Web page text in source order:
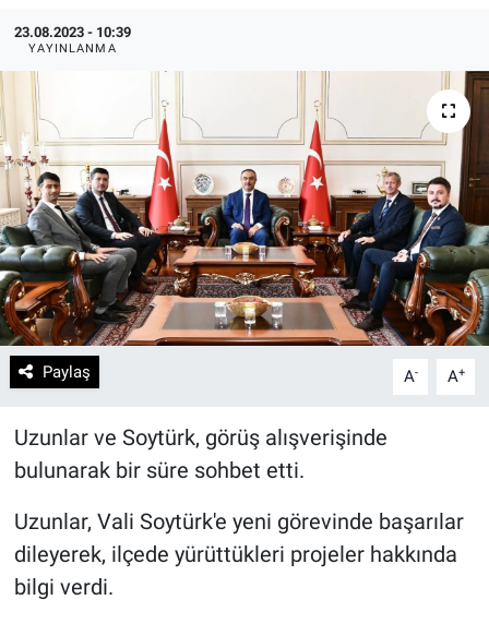
23.08.2023 - 10:39
YAYINLANMA
Paylaş A- A+
Uzunlar ve Soytürk, görüş alışverişinde
bulunarak bir süre sohbet etti.
Uzunlar, Vali Soytürk'e yeni görevinde başarılar
dileyerek, ilçede yürüttükleri projeler hakkında
bilgi verdi.